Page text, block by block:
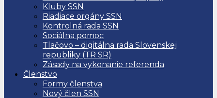
Kluby SSN
Riadiace orgány SSN
Kontrolná rada SSN
Sociálna pomoc
Tlačovo – digitálna rada Slovenskej
republiky (TR SR)
Zásady na vykonanie referenda
Členstvo
Formy členstva
Nový člen SSN